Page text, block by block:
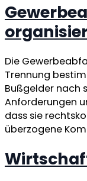
Die
Trennung
Bußgelder nach
Anforderungen
dass sie
überzogene